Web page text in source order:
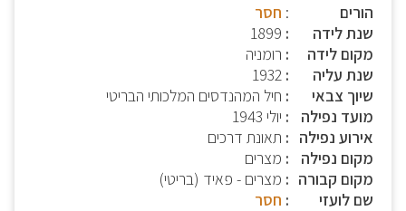
הורים
: חסר
שנת לידה
1899
מקום לידה
רומניה
שנת עליה
1932
שיוך צבאי
חיל המהנדסים המלכותי הבריטי
מועד נפילה
יולי 1943
אירוע נפילה
תאונת דרכים
מקום נפילה
מצרים
מקום קבורה
מצרים - פאיד (בריטי)
שם לועזי
חסר